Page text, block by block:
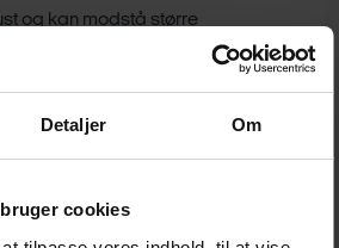
Detaljer Om
cookies
og kan modstå større
” siger Rasmus Eske Bruun.